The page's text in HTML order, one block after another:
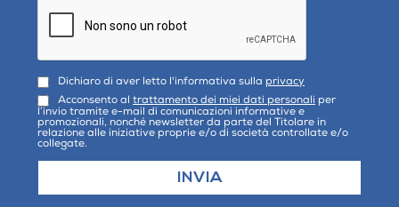
Dichiaro di aver letto l'informativa sulla privacy
Acconsento al trattamento dei miei dati personali per
l’invio tramite e-mail di comunicazioni informative e
promozionali, nonché newsletter da parte del Titolare in
relazione alle iniziative proprie e/o di società controllate e/o
collegate.